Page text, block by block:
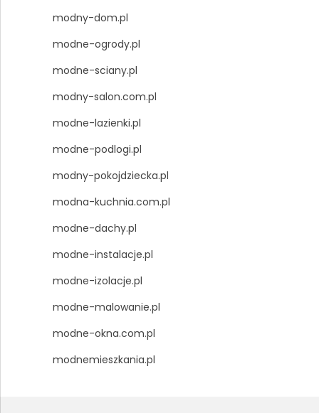
modny-dom.pl
modne-ogrody.pl
modne-sciany.pl
modny-salon.com.pl
modne-lazienki.pl
modne-podlogi.pl
modny-pokojdziecka.pl
modna-kuchnia.com.pl
modne-dachy.pl
modne-instalacje.pl
modne-izolacje.pl
modne-malowanie.pl
modne-okna.com.pl
modnemieszkania.pl